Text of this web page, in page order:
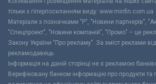
тільки з гіперпосиланням виду: www.minfin.com.ua
Матеріали з позначками "Р", "Новини партнерів",
"Спецпроект", "Новини компаній", "Промо" – це
Закону України "Про рекламу". За зміст реклами
рекламодавець.
Інформація на даній сторінці не є рекламою
Верифіковану банком інформацію про продукти